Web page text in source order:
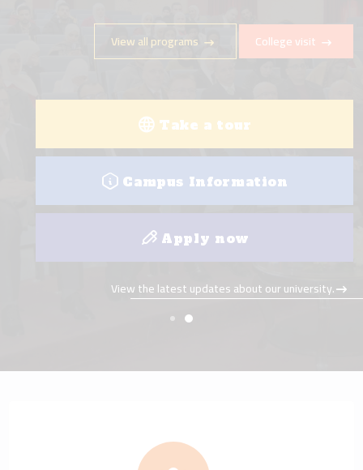
College visit
View all programs
Take a tour
Campus Information
Apply now
View the latest updates about our university.